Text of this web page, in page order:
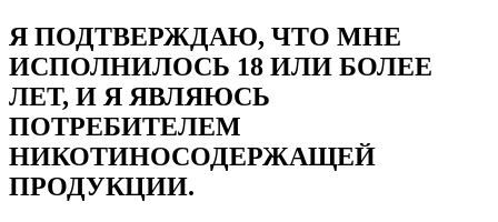
Я ПОДТВЕРЖДАЮ, ЧТО МНЕ
ИСПОЛНИЛОСЬ 18 ИЛИ БОЛЕЕ
ЛЕТ, И Я ЯВЛЯЮСЬ
ПОТРЕБИТЕЛЕМ
НИКОТИНОСОДЕРЖАЩЕЙ
ПРОДУКЦИИ.